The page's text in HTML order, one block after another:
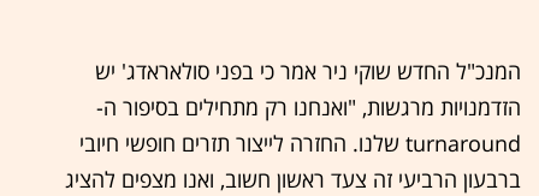
המנכ"ל החדש שוקי ניר אמר כי בפני סולאראדג' יש
הזדמנויות מרגשות, "ואנחנו רק מתחילים בסיפור ה-
turnaround שלנו. החזרה לייצור תזרים חופשי חיובי
ברבעון הרביעי זה צעד ראשון חשוב, ואנו מצפים להציג